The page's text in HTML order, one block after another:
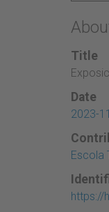
Title
Date
2023-
Escola
https://